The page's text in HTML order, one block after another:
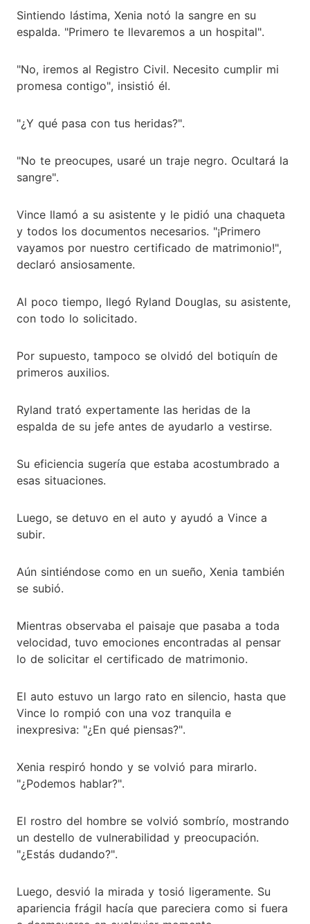
Sintiendo lástima, Xenia notó la sangre en su
espalda. "Primero te llevaremos a un hospital".
"No, iremos al Registro Civil. Necesito cumplir mi
promesa contigo", insistió él.
"¿Y qué pasa con tus heridas?".
"No te preocupes, usaré un traje negro. Ocultará la
sangre".
Vince llamó a su asistente y le pidió una chaqueta
y todos los documentos necesarios. "¡Primero
vayamos por nuestro certificado de matrimonio!",
declaró ansiosamente.
Al poco tiempo, llegó Ryland Douglas, su asistente,
con todo lo solicitado.
Por supuesto, tampoco se olvidó del botiquín de
primeros auxilios.
Ryland trató expertamente las heridas de la
espalda de su jefe antes de ayudarlo a vestirse.
Su eficiencia sugería que estaba acostumbrado a
esas situaciones.
Luego, se detuvo en el auto y ayudó a Vince a
subir.
Aún sintiéndose como en un sueño, Xenia también
se subió.
Mientras observaba el paisaje que pasaba a toda
velocidad, tuvo emociones encontradas al pensar
lo de solicitar el certificado de matrimonio.
El auto estuvo un largo rato en silencio, hasta que
Vince lo rompió con una voz tranquila e
inexpresiva: "¿En qué piensas?".
Xenia respiró hondo y se volvió para mirarlo.
"¿Podemos hablar?".
El rostro del hombre se volvió sombrío, mostrando
un destello de vulnerabilidad y preocupación.
"¿Estás dudando?".
Luego, desvió la mirada y tosió ligeramente. Su
apariencia frágil hacía que pareciera como si fuera